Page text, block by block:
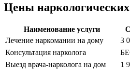
Цены наркологических
Наименование услуги
Лечение наркомании на дому
3
Консультация нарколога
Выезд врача-нарколога на дом 1